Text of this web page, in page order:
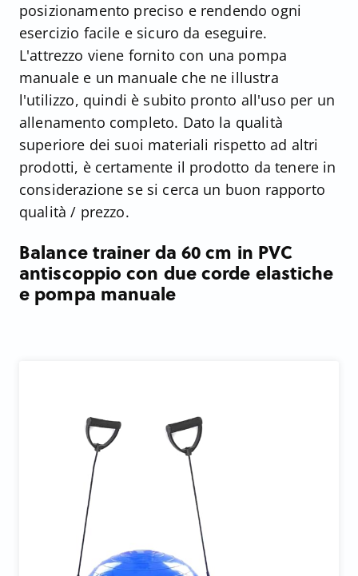
posizionamento preciso e rendendo ogni
esercizio facile e sicuro da eseguire.
L'attrezzo viene fornito con una pompa
manuale e un manuale che ne illustra
l'utilizzo, quindi è subito pronto all'uso per un
allenamento completo. Dato la qualità
superiore dei suoi materiali rispetto ad altri
prodotti, è certamente il prodotto da tenere in
considerazione se si cerca un buon rapporto
qualità / prezzo.
Balance trainer da 60 cm in PVC
antiscoppio con due corde elastiche
e pompa manuale